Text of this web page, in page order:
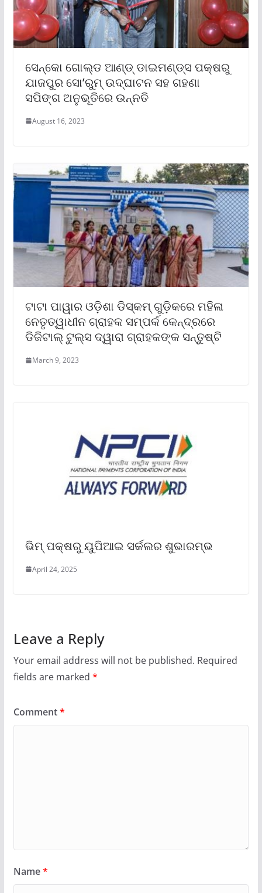
ସେନ୍‌କୋ ଗୋଲ୍ଡ ଆଣ୍ଡ୍ ଡାଇମଣ୍ଡ୍‌ସ ପକ୍ଷରୁ
ଯାଜପୁର ସୋ’ରୁମ୍ ଉଦ୍‌ଘାଟନ ସହ ଗହଣା
ସପିଙ୍ଗ ଅନୁଭୂତିରେ ଉନ୍ନତି
August 16, 2023
ଟାଟା ପାୱାର ଓଡ଼ିଶା ଡିସ୍‌କମ୍ ଗୁଡ଼ିକରେ ମହିଳା
ନେତୃତ୍ୱାଧୀନ ଗ୍ରାହକ ସମ୍ପର୍କ କେନ୍ଦ୍ରରେ
ଡିଜିଟାଲ୍ ଟୁଲ୍‌ସ ଦ୍ୱାରା ଗ୍ରାହକଙ୍କ ସନ୍ତୁଷ୍ଟି
March 9, 2023
ଭିମ୍ ପକ୍ଷରୁ ୟୁପିଆଇ ସର୍କଲର ଶୁଭାରମ୍ଭ
April 24, 2025
Leave a Reply
Your email address will not be published. Required
fields are marked *
Comment*
Name*